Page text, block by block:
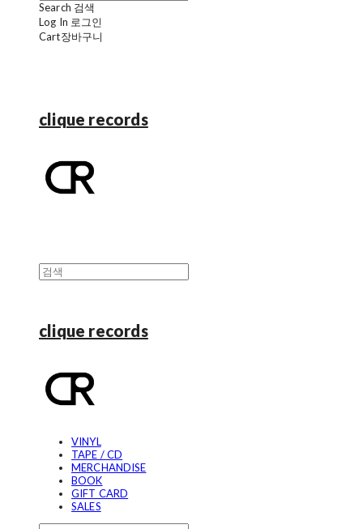
Search 검색
Log In 로그인
Cart장바구니
clique records
clique records
VINYL
TAPE / CD
MERCHANDISE
BOOK
GIFT CARD
SALES